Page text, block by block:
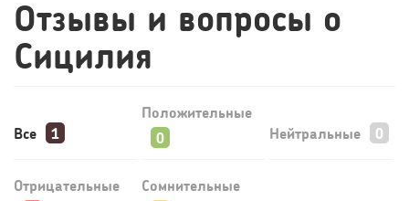
«Прибыль 20 млн в год, а я ездил на метро»: куда в
интернет-магазине...
Отзывы и вопросы о
Сицилия
Все
Положительные
Нейтральные
Отрицательные Сомнительные